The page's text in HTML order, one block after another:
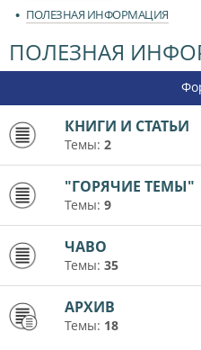
ПОЛЕЗНАЯ ИНФОРМАЦИЯ
ПОЛЕЗНАЯ
КНИГИ И СТАТЬИ
Темы: 2
"ГОРЯЧИЕ ТЕМЫ"
Темы: 9
ЧАВО
Темы: 35
АРХИВ
Темы: 18